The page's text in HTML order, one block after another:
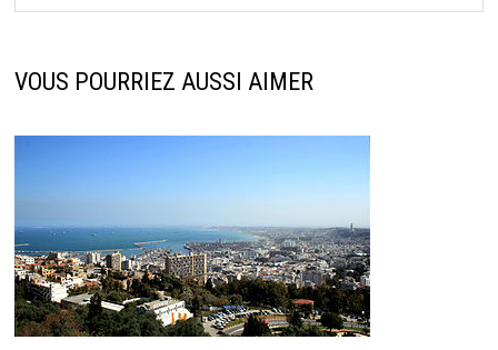
VOUS POURRIEZ AUSSI AIMER